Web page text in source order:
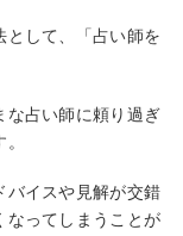
として、「占い師を
な占い師に頼り過ぎ
バイスや見解が交錯
なってしまうことが